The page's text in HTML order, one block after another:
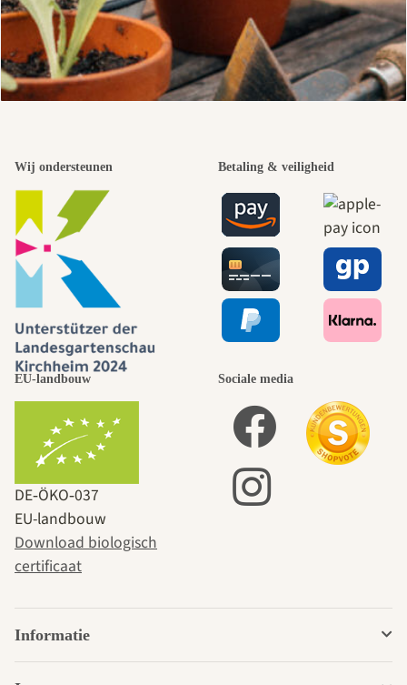
Wij ondersteunen Betaling & veiligheid
EU-landbouw
DE‑ÖKO‑037
EU-landbouw
Download biologisch
certificaat
Sociale media
Informatie